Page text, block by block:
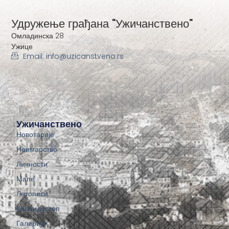
Ужичанствено
Новотарије
Неимарство
Личности
Мапе
Летописи
Калеидоскоп
Галерије
Удружење грађана "Ужичанствено"
Омладинска 28
Ужице
Email: info@uzicanstveno.rs